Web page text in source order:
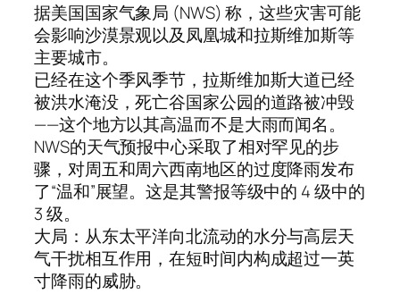
据美国国家气象局 (NWS) 称，这些灾害可能
会影响沙漠景观以及凤凰城和拉斯维加斯等
主要城市。
已经在这个季风季节，拉斯维加斯大道已经
被洪水淹没，死亡谷国家公园的道路被冲毁
——这个地方以其高温而不是大雨而闻名。
NWS的天气预报中心采取了相对罕见的步
骤，对周五和周六西南地区的过度降雨发布
了“温和”展望。这是其警报等级中的 4 级中的
3 级。
大局：从东太平洋向北流动的水分与高层天
气干扰相互作用，在短时间内构成超过一英
寸降雨的威胁。